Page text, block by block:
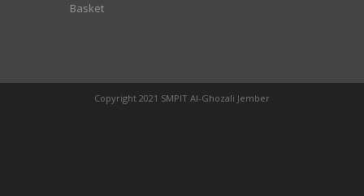
Basket
Copyright 2021 SMPIT Al-Ghozali Jember